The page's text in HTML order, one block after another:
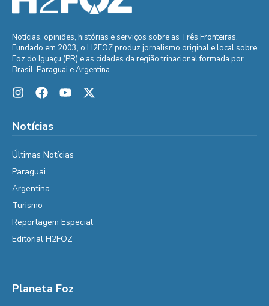
Notícias, opiniões, histórias e serviços sobre as Três Fronteiras.
Fundado em 2003, o H2FOZ produz jornalismo original e local sobre
Foz do Iguaçu (PR) e as cidades da região trinacional formada por
Brasil, Paraguai e Argentina.
Notícias
Últimas Notícias
Paraguai
Argentina
Turismo
Reportagem Especial
Editorial H2FOZ
Planeta Foz